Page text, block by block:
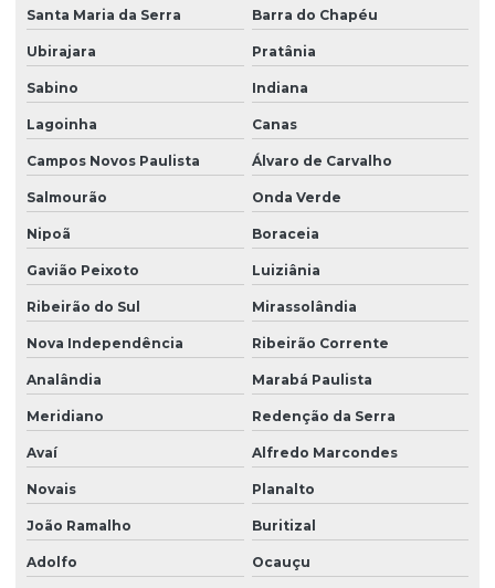
Santa Maria da Serra Barra do Chapéu
Ubirajara Pratânia
Sabino Indiana
Lagoinha Canas
Campos Novos Paulista Álvaro de Carvalho
Salmourão Onda Verde
Nipoã Boraceia
Gavião Peixoto Luiziânia
Ribeirão do Sul Mirassolândia
Nova Independência Ribeirão Corrente
Analândia Marabá Paulista
Meridiano Redenção da Serra
Avaí Alfredo Marcondes
Novais Planalto
João Ramalho Buritizal
Adolfo Ocauçu